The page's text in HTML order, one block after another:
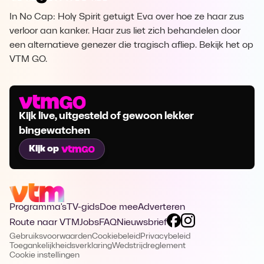
In No Cap: Holy Spirit getuigt Eva over hoe ze haar zus
verloor aan kanker. Haar zus liet zich behandelen door
een alternatieve genezer die tragisch afliep. Bekijk het op
VTM GO.
Kijk live, uitgesteld of gewoon lekker
bingewatchen
Kijk op
Programma's TV-gidsDoe meeAdverteren
Route naar VTMJobsFAQNieuwsbrief
GebruiksvoorwaardenCookiebeleidPrivacybeleid
ToegankelijkheidsverklaringWedstrijdreglement
Cookie instellingen